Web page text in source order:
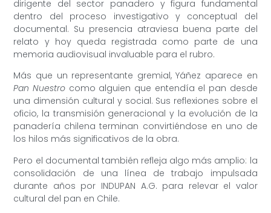
dirigente del sector panadero y figura fundamental
dentro del proceso investigativo y conceptual del
documental. Su presencia atraviesa buena parte del
relato y hoy queda registrada como parte de una
memoria audiovisual invaluable para el rubro.
Más que un representante gremial, Yáñez aparece en
Pan Nuestro como alguien que entendía el pan desde
una dimensión cultural y social. Sus reflexiones sobre el
oficio, la transmisión generacional y la evolución de la
panadería chilena terminan convirtiéndose en uno de
los hilos más significativos de la obra.
Pero el documental también refleja algo más amplio: la
consolidación de una línea de trabajo impulsada
durante años por INDUPAN A.G. para relevar el valor
cultural del pan en Chile.